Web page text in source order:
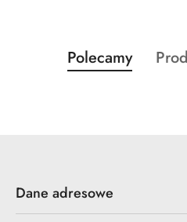
Pomiń karuzelę
Produkty
o
Polecamy
Dane adresowe